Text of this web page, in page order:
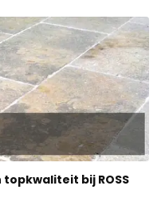
wilt
zoekt voor
het juiste adres.
van een keuze
interieur past.
Uw droomvloer
bij ROSS